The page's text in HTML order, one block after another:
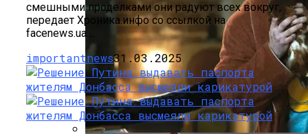
Летнюю Украинку С Признаками
Изнасилования: Мать Отрицает
Насилие
смешными проделками они радуют всех вокруг,
передает Хроника.инфо со ссылкой на
facenews.ua....
importantnews31.03.2025